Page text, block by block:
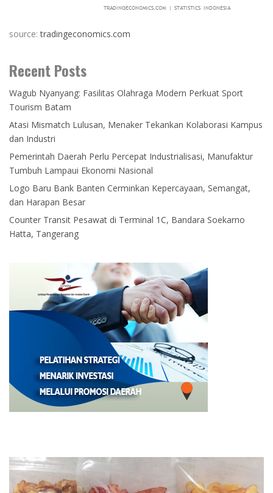
source:tradingeconomics.com
Recent Posts
Wagub Nyanyang: Fasilitas Olahraga Modern Perkuat Sport
Tourism Batam
Atasi Mismatch Lulusan, Menaker Tekankan Kolaborasi Kampus
dan Industri
Pemerintah Daerah Perlu Percepat Industrialisasi, Manufaktur
Tumbuh Lampaui Ekonomi Nasional
Logo Baru Bank Banten Cerminkan Kepercayaan, Semangat,
dan Harapan Besar
Counter Transit Pesawat di Terminal 1C, Bandara Soekarno
Hatta, Tangerang